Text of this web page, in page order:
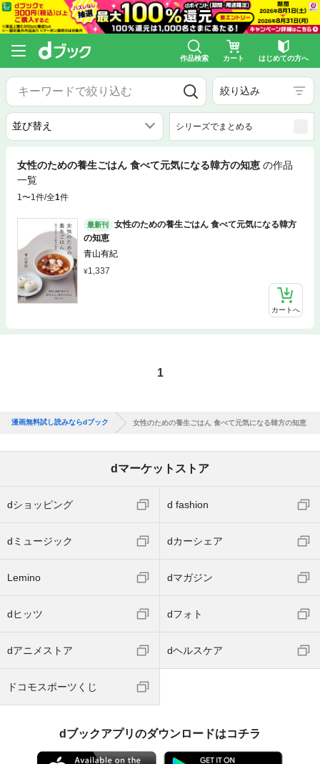
作品検索 カート はじめての方へ
絞り込み
シリーズでまとめる
女性のための養生ごはん 食べて元気になる韓方の知恵 の作品
一覧
1〜1件/全1件
最新刊
女性のための養生ごはん 食べて元気になる韓方
の知恵
青山有紀
1,337
カートへ
1
漫画無料試し読みならdブック 女性のための養生ごはん 食べて元気になる韓方の知恵
dマーケットストア
dショッピング d fashion
dミュージック dカーシェア
Lemino dマガジン
dヒッツ dフォト
dアニメストア dヘルスケア
ドコモスポーツくじ
dブックアプリのダウンロードはコチラ